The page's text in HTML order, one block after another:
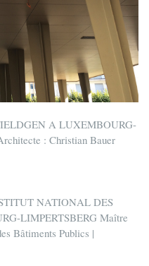
A LUXEMBOURG-
: Christian Bauer